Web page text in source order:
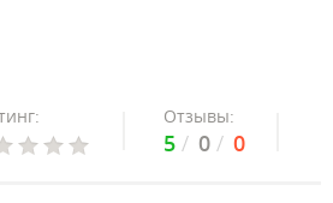
Отзывы:
5 0 0